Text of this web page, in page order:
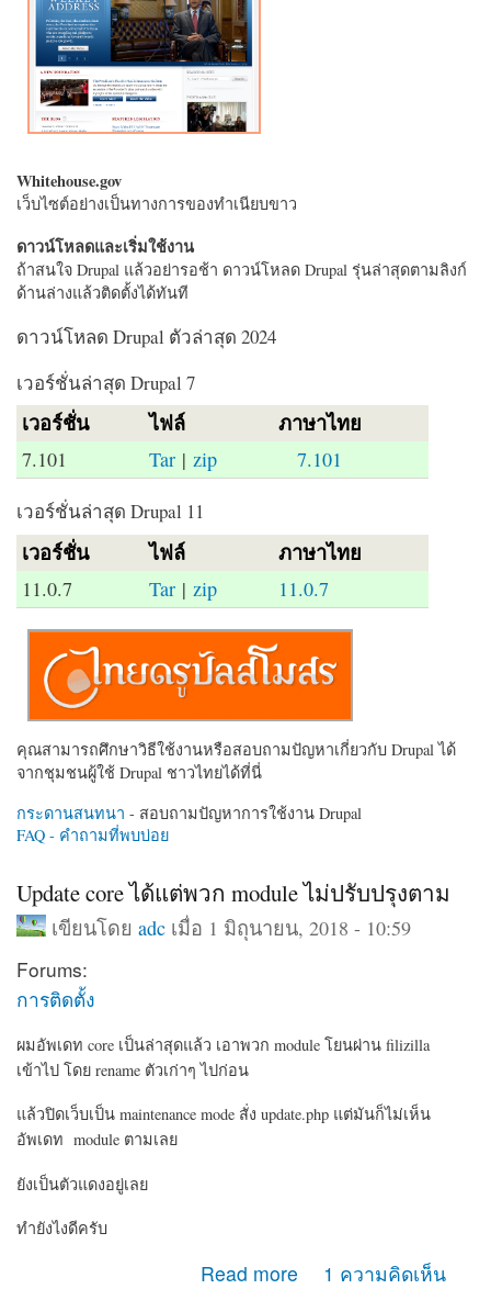
Whitehouse.gov
เว็บไซต์อย่างเป็นทางการของทำเนียบขาว
ดาวน์โหลดและเริ่มใช้งาน
ถ้าสนใจ Drupal แล้วอย่ารอช้า ดาวน์โหลด Drupal รุ่นล่าสุดตามลิงก์
ด้านล่างแล้วติดตั้งได้ทันที
ดาวน์โหลด Drupal ตัวล่าสุด 2024
เวอร์ชั่นล่าสุด Drupal 7
เวอร์ชั่น ไฟล์ ภาษาไทย
7.101 Tar |zip 7.101
เวอร์ชั่นล่าสุด Drupal 11
เวอร์ชั่น ไฟล์ ภาษาไทย
11.0.7 Tar | zip 11.0.7
คุณสามารถศึกษาวิธีใช้งานหรือสอบถามปัญหาเกี่ยวกับ Drupal ได้
จากชุมชนผู้ใช้ Drupal ชาวไทยได้ที่นี่
กระดานสนทนา - สอบถามปัญหาการใช้งาน Drupal
FAQ - คำถามที่พบบ่อย
Update core ได้แต่พวก module ไม่ปรับปรุงตาม
เขียนโดย adcเมื่อ 1 มิถุนายน, 2018 - 10:59
Forums:
การติดตั้ง
ผมอัพเดท core เป็นล่าสุดแล้ว เอาพวก module โยนผ่าน filizilla
เข้าไป โดย rename ตัวเก่าๆ ไปก่อน
แล้วปิดเว็บเป็น maintenance mode สั่ง update.php แต่มันก็ไม่เห็น
อัพเดท module ตามเลย
ยังเป็นตัวแดงอยู่เลย
ทำยังไงดีครับ
Read more
about Update core ได้แต่พวก module ไม่ปรับปรุงตาม
1 ความคิดเห็น